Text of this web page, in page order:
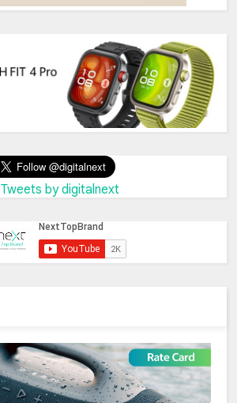
Tweets by digitalnext